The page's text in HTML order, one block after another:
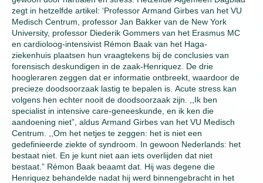
zegt in hetzelfde artikel: ‘Professor Armand Girbes van het VU
Medisch Centrum, professor Jan Bakker van de New York
University, professor Diederik Gommers van het Erasmus MC
en cardioloog-intensivist Rémon Baak van het Haga-
ziekenhuis plaatsen hun vraagtekens bij de conclusies van
forensisch deskundigen in de zaak-Henriquez. De drie
hoogleraren zeggen dat er informatie ontbreekt, waardoor de
precieze doodsoorzaak lastig te bepalen is. Acute stress kan
volgens hen echter nooit de doodsoorzaak zijn. ,,Ik ben
specialist in intensive care-geneeskunde, en ik ken die
aandoening niet”, aldus Armand Girbes van het VU Medisch
Centrum. ,,Om het netjes te zeggen: het is niet een
gedefinieerde ziekte of syndroom. In gewoon Nederlands: het
bestaat niet. En je kunt niet aan iets overlijden dat niet
bestaat.” Rémon Baak beaamt dat. Hij was degene die
Henriquez behandelde nadat hij werd binnengebracht in het